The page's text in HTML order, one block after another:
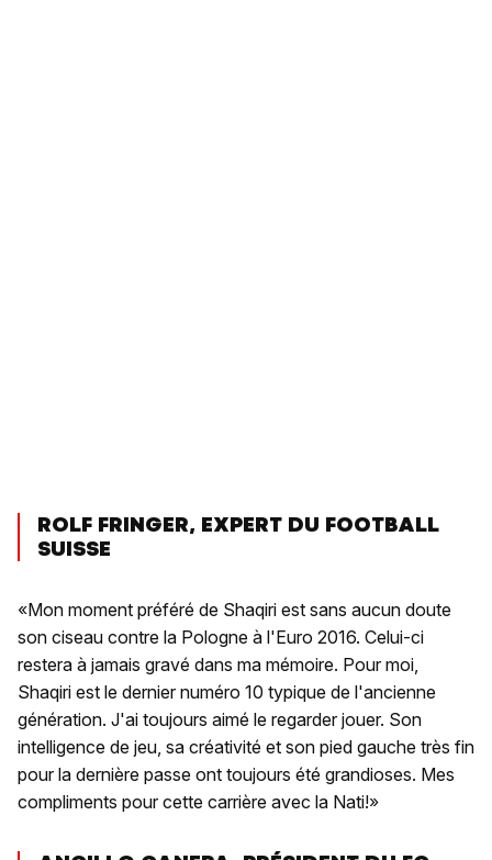
ROLF FRINGER, EXPERT DU FOOTBALL
SUISSE
«Mon moment préféré de Shaqiri est sans aucun doute
son ciseau contre la Pologne à l'Euro 2016. Celui-ci
restera à jamais gravé dans ma mémoire. Pour moi,
Shaqiri est le dernier numéro 10 typique de l'ancienne
génération. J'ai toujours aimé le regarder jouer. Son
intelligence de jeu, sa créativité et son pied gauche très fin
pour la dernière passe ont toujours été grandioses. Mes
compliments pour cette carrière avec la Nati!»